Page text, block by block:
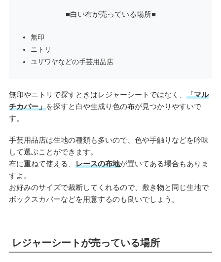
■白い布が売っている場所■
無印
ニトリ
ユザワヤなどの手芸用品店
無印やニトリで探すときはレジャーシートではなく、 「マル
チカバー」を探すと白や生成り色の布が見つかりやすいで
す。
手芸用品店は生地の種類も多いので、色や手触りなどを吟味
して選ぶことができます。
布に重ねて使える、 レースの布地が置いてある場合もありま
すよ。
お好みのサイズで裁断してくれるので、敷き物と同じ生地で
ボックスカバーなどを用意するのも良いでしょう。
レジャーシートが売っている場所